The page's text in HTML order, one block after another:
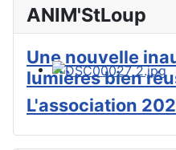
ANIM'StLoup
Une nouvelle
lumières bien
L'association